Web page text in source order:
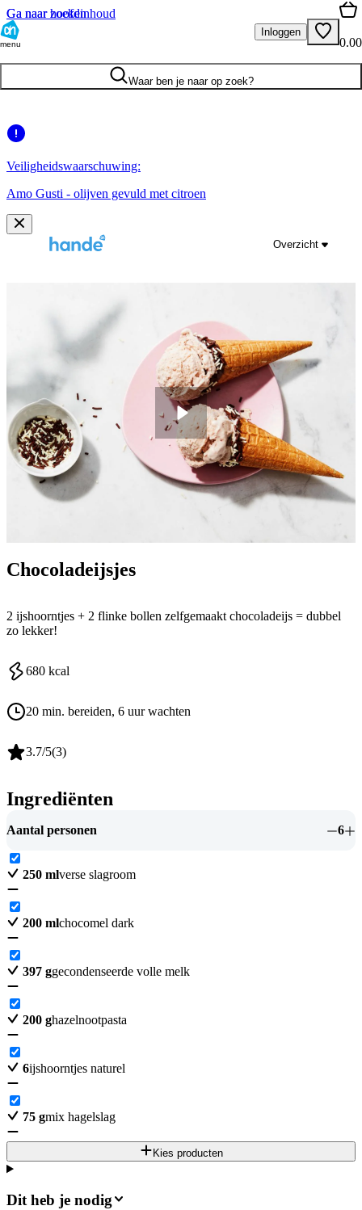
Ga naar hoofdinhoud
Ga naar zoeken
menu
Inloggen
0.00
Waar ben je naar op zoek?
Veiligheidswaarschuwing:
Amo Gusti - olijven gevuld met citroen
Overzicht
Chocoladeijsjes
2 ijshoorntjes + 2 flinke bollen zelfgemaakt chocoladeijs = dubbel
zo lekker!
680 kcal
20 min. bereiden, 6 uur wachten
3.7/5(3)
Ingrediënten
Aantal personen 6
250 mlverse slagroom
200 mlchocomel dark
397 ggecondenseerde volle melk
200 ghazelnootpasta
6ijshoorntjes naturel
75 gmix hagelslag
Kies producten
Dit heb je nodig